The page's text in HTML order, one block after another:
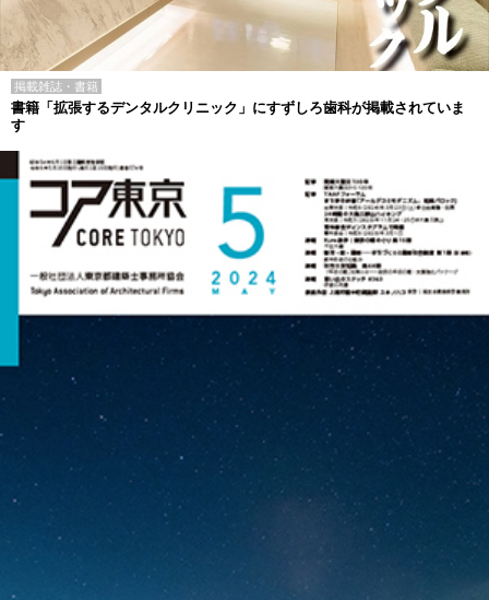
掲載雑誌・書籍
書籍「拡張するデンタルクリニック」にすずしろ歯科が掲載されていま
す